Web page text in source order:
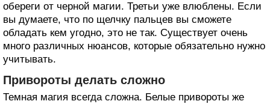
обереги от черной магии. Третьи уже влюблены. Если
вы думаете, что по щелчку пальцев вы сможете
обладать кем угодно, это не так. Существует очень
много различных нюансов, которые обязательно нужно
учитывать.
Привороты делать сложно
Темная магия всегда сложна. Белые привороты же